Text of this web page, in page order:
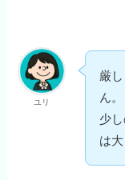
ユリ
厳
ん。
少
は